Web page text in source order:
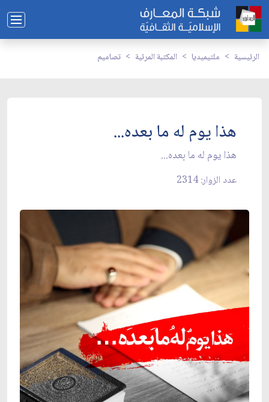
الرئيسية ملتيميديا المكتبة المرئية تصاميم
هذا يوم له ما بعده...
هذا يوم له ما بعده...
عدد الزوار: 2314